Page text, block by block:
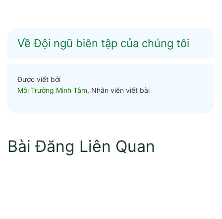
Về Đội ngũ biên tập của chúng tôi
Được viết bởi
Môi Trường Minh Tâm, Nhân viên viết bài
Bài Đăng Liên Quan